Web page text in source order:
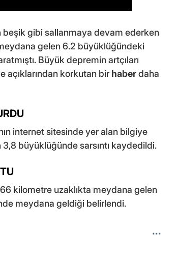
beşik gibi sallanmaya devam ederken
gelen 6.2 büyüklüğündeki
Büyük depremin artçıları
açıklarından korkutan bir haberdaha
internet sitesinde yer alan bilgiye
büyüklüğünde sarsıntı kaydedildi.
kilometre uzaklıkta meydana gelen
meydana geldiği belirlendi.